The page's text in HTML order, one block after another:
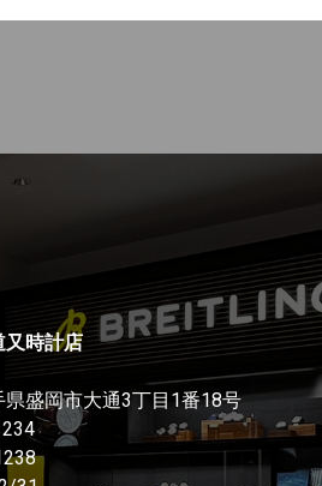
又時計店
盛岡市大通3丁目1番18号